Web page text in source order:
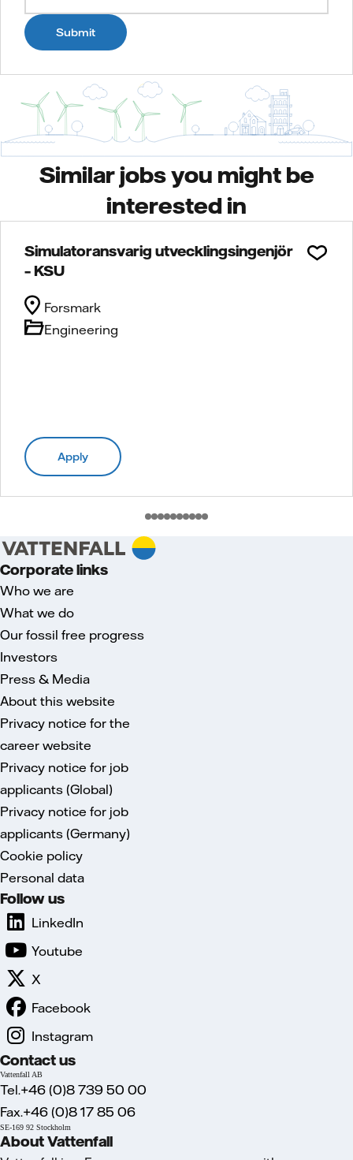
Submit
Similar jobs you might be
interested in
Simulatoransvarig utvecklingsingenjör
– KSU
Engineering
Forsmark
Apply
Corporate links
Who we are
What we do
Our fossil free progress
Investors
Press & Media
About this website
Privacy notice for the
career website
Privacy notice for job
applicants (Global)
Privacy notice for job
applicants (Germany)
Cookie policy
Personal data
Follow us
LinkedIn
Youtube
X
Facebook
Instagram
Contact us
Vattenfall AB
Tel.+46 (0)8 739 50 00
Fax.+46 (0)8 17 85 06
SE-169 92 Stockholm
About Vattenfall